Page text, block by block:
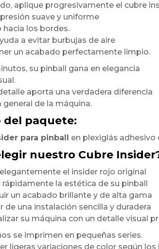
aplique progresivamente el cubre
suave y uniforme
hacia los bordes.
a evitar burbujas de aire
un acabado perfectamente limpio.
su pinball gana en elegancia
aporta una verdadera diferencia
general de la máquina.
del paquete:
para pinball en plexiglás
nuestro Cubre
el insider rojo original
rápidamente la estética de su pinball
un acabado brillante y de alta gama
de una instalación sencilla y duradera
su máquina con un detalle visual
se imprimen en pequeñas series.
ligeras variaciones de color según los